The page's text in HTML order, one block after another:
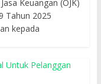
Keuangan (OJK)
Tahun 2025
kepada